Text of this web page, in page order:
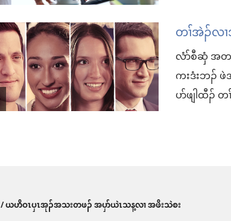
တၢ်အဲၣ်​လ
လံာ်စီဆှံ အတ
ကးဒံးဘၣ်​
ပာ်ဖျါထီၣ်​
/ ယဟိဝၤပှၤအုၣ်အသးတဖၣ် အပှာ်ယဲၤသန့လၢ အဖိးသဲစး